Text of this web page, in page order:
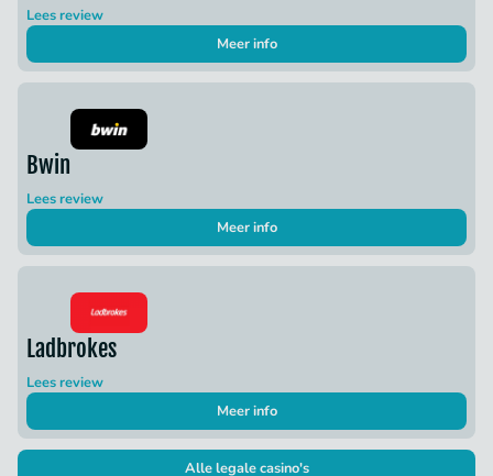
Lees review
Meer info
Bwin
Lees review
Meer info
Ladbrokes
Lees review
Meer info
Alle legale casino's